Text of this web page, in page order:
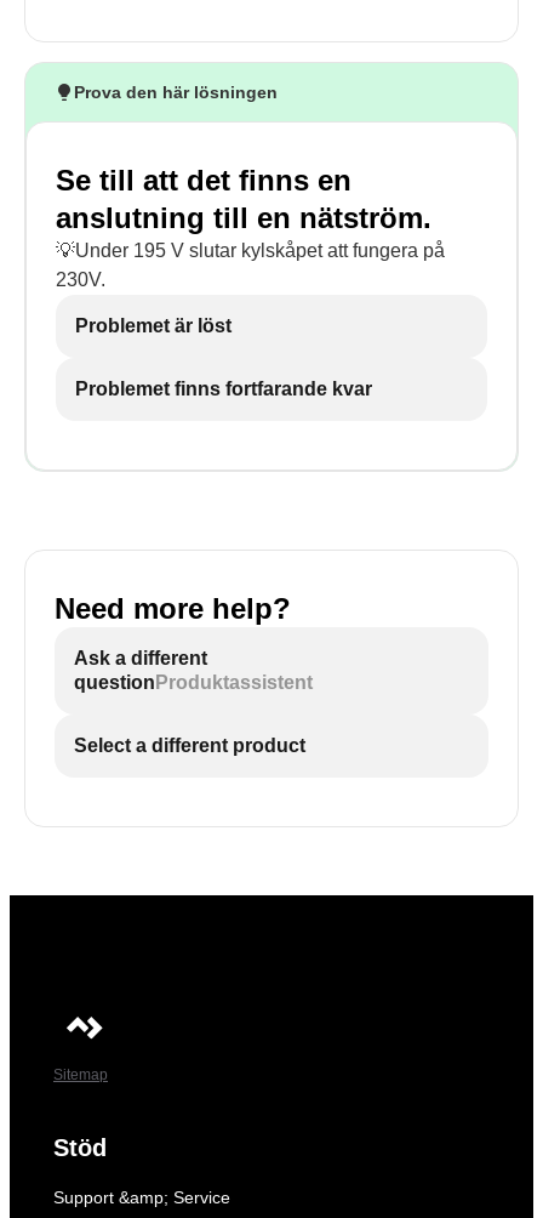
Prova den här lösningen
Se till att det finns en
anslutning till en nätström.
💡Under 195 V slutar kylskåpet att fungera på
230V.
Problemet är löst
Problemet finns fortfarande kvar
Need more help?
Ask a different
question Produktassistent
Select a different product
Sitemap
Stöd
Support &amp; Service